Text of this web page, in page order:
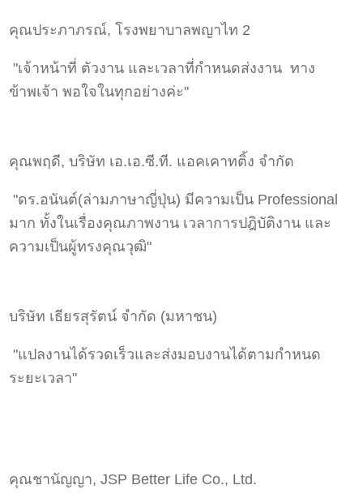
คุณประภาภรณ์, โรงพยาบาลพญาไท 2
"เจ้าหน้าที่ ตัวงาน และเวลาที่กำหนดส่งงาน ทาง
ข้าพเจ้า พอใจในทุกอย่างค่ะ"
คุณพฤดี, บริษัท เอ.เอ.ซี.ที. แอคเคาทติ้ง จำกัด
"ดร.อนันต์(ล่ามภาษาญี่ปุ่น) มีความเป็น Professional
มาก ทั้งในเรื่องคุณภาพงาน เวลาการปฎิบัติงาน และ
ความเป็นผู้ทรงคุณวุฒิ"
บริษัท เธียรสุรัตน์ จำกัด (มหาชน)
"แปลงานได้รวดเร็วและส่งมอบงานได้ตามกำหนด
ระยะเวลา"
คุณชานัญญา, JSP Better Life Co., Ltd.